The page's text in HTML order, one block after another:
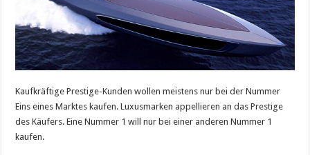
Kaufkräftige Prestige-Kunden wollen meistens nur bei der Nummer
Eins eines Marktes kaufen. Luxusmarken appellieren an das Prestige
des Käufers. Eine Nummer 1 will nur bei einer anderen Nummer 1
kaufen.